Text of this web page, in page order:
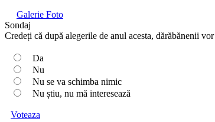
Galerie Foto
Sondaj
Credeți că după alegerile de anul acesta, dărăbănenii
Da
Nu
Nu se va schimba nimic
Nu știu, nu mă interesează
Voteaza